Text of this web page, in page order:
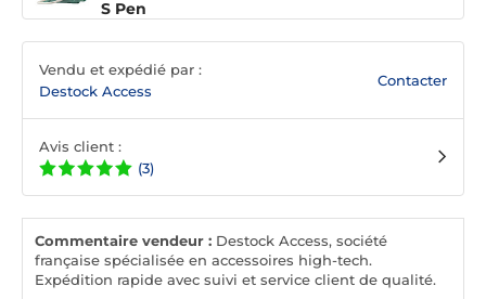
S Pen
Vendu et expédié par :
Destock Access
Contacter
Avis client :
(3)
Commentaire vendeur : Destock Access, société
française spécialisée en accessoires high-tech.
Expédition rapide avec suivi et service client de qualité.